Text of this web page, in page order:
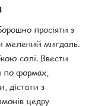
просіяти з
мелений мигдаль.
солі. Ввести
по формах,
дістати з
цедру